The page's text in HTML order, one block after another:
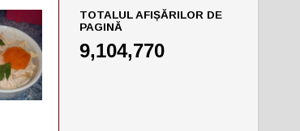
TOTALUL AFIȘĂRILOR DE
PAGINĂ
9,104,770